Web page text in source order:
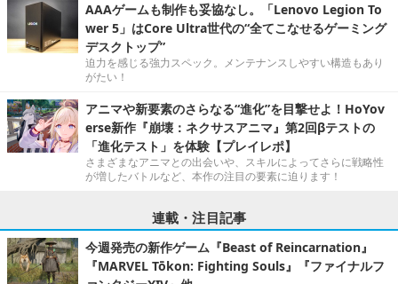
AAAゲームも制作も妥協なし。「Lenovo Legion To
wer 5」はCore Ultra世代の“全てこなせるゲーミング
デスクトップ”
迫力を感じる強力スペック。メンテナンスしやすい構造もあり
がたい！
アニマや新要素のさらなる“進化”を目撃せよ！HoYov
erse新作『崩壊：ネクサスアニマ』第2回βテストの
「進化テスト」を体験【プレイレポ】
さまざまなアニマとの出会いや、スキルによってさらに戦略性
が増したバトルなど、本作の注目の要素に迫ります！
連載・注目記事
今週発売の新作ゲーム『Beast of Reincarnation』
『MARVEL Tōkon: Fighting Souls』『ファイナルフ